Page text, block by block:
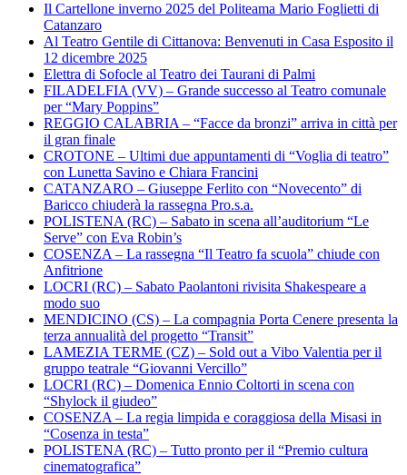
Il Cartellone inverno 2025 del Politeama Mario Foglietti di
Catanzaro
Al Teatro Gentile di Cittanova: Benvenuti in Casa Esposito il
12 dicembre 2025
Elettra di Sofocle al Teatro dei Taurani di Palmi
FILADELFIA (VV) – Grande successo al Teatro comunale
per “Mary Poppins”
REGGIO CALABRIA – “Facce da bronzi” arriva in città per
il gran finale
CROTONE – Ultimi due appuntamenti di “Voglia di teatro”
con Lunetta Savino e Chiara Francini
CATANZARO – Giuseppe Ferlito con “Novecento” di
Baricco chiuderà la rassegna Pro.s.a.
POLISTENA (RC) – Sabato in scena all’auditorium “Le
Serve” con Eva Robin’s
COSENZA – La rassegna “Il Teatro fa scuola” chiude con
Anfitrione
LOCRI (RC) – Sabato Paolantoni rivisita Shakespeare a
modo suo
MENDICINO (CS) – La compagnia Porta Cenere presenta la
terza annualità del progetto “Transit”
LAMEZIA TERME (CZ) – Sold out a Vibo Valentia per il
gruppo teatrale “Giovanni Vercillo”
LOCRI (RC) – Domenica Ennio Coltorti in scena con
“Shylock il giudeo”
COSENZA – La regia limpida e coraggiosa della Misasi in
“Cosenza in testa”
POLISTENA (RC) – Tutto pronto per il “Premio cultura
cinematografica”